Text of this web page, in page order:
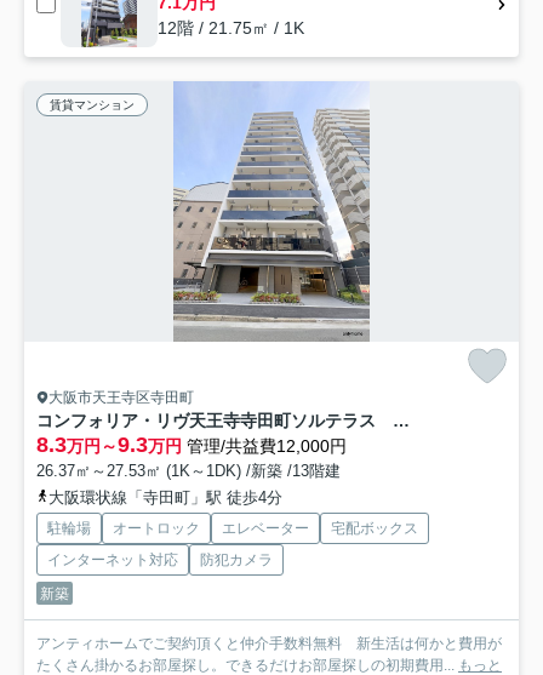
12階 / 21.75㎡ / 1K
賃貸マンション
大阪市天王寺区寺田町
コンフォリア・リヴ天王寺寺田町ソルテラス 仲介手数料無料
8.3万円～9.3万円 管理/共益費12,000円
26.37㎡～27.53㎡ (1K～1DK) /新築 /13階建
大阪環状線「寺田町」駅 徒歩4分
駐輪場 オートロック エレベーター
宅配ボックス
インターネット対応
防犯カメラ
新築
アンティホームでご契約頂くと仲介手数料無料 新生活は何かと費用が
たくさん掛かるお部屋探し。できるだけお部屋探しの初期費用... もっと